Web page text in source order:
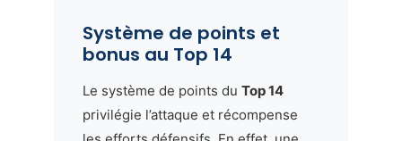
Système de points et
bonus au Top 14
Le système de points du Top 14
privilégie l’attaque et récompense